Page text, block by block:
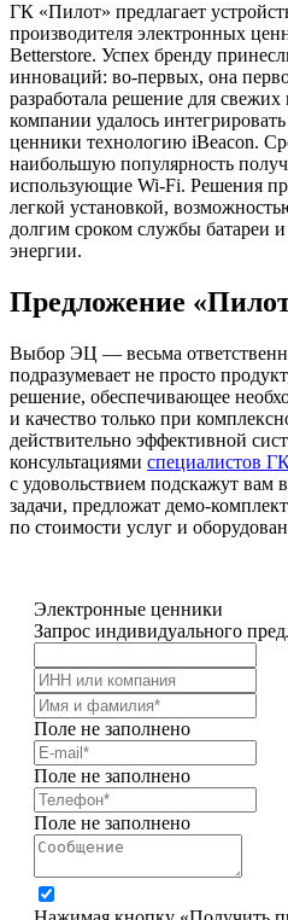
ГК «Пилот» предлагает
производителя электронных
Betterstore. Успех бренду
инноваций: во-первых, она
разработала решение для
компании удалось
ценники технологию iBeacon.
наибольшую популярность
использующие Wi-Fi. Решения
легкой установкой,
долгим сроком службы батареи
энергии.
Предложение
Выбор ЭЦ — весьма
подразумевает не просто
решение, обеспечивающее
и качество только при
действительно эффективной
консультациями специалистов
с удовольствием подскажут
задачи, предложат демо-
по стоимости услуг и
Электронные ценники
Запрос индивидуального
Поле не заполнено
Поле не заполнено
Поле не заполнено